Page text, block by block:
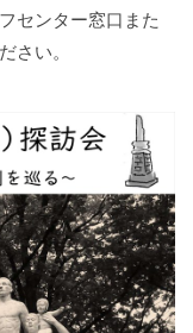
センター窓口また
さい。